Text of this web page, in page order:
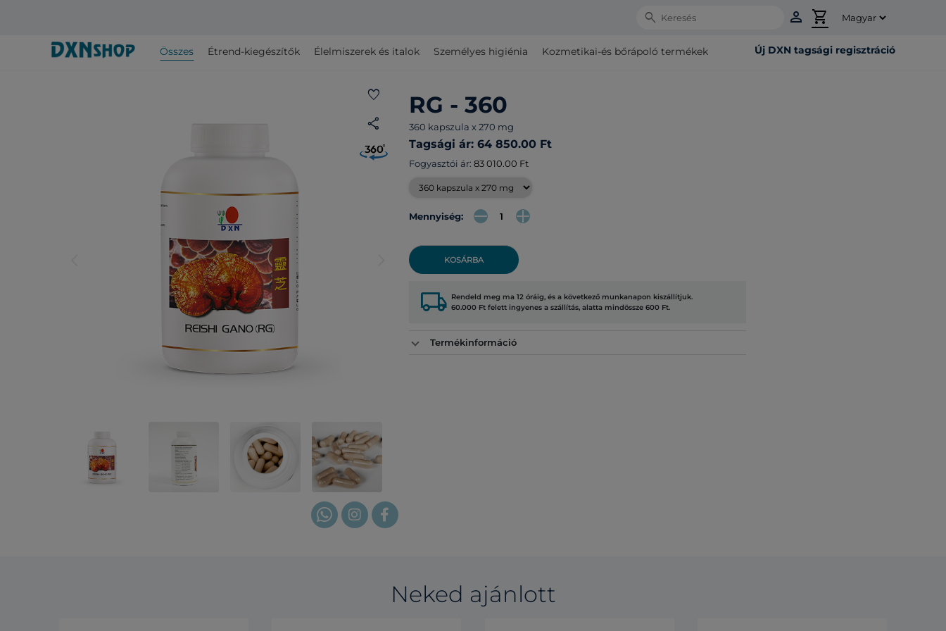
Search person shopping_cart
Összes Étrend-kiegészítők Élelmiszerek és italok Személyes higiénia Kozmetikai-és bőrápoló termékek Új DXN tagsági regisztráció
favorite
share
RG - 360
360 kapszula x 270 mg
Tagsági ár: 64 850.00 Ft
Fogyasztói ár: 83 010.00 Ft
Mennyiség:
KOSÁRBA
local_shipping Rendeld meg ma 12 óráig, és a következő munkanapon kiszállítjuk.
60.000 Ft felett ingyenes a szállítás, alatta mindössze 600 Ft.
Termékinformáció
Neked ajánlott